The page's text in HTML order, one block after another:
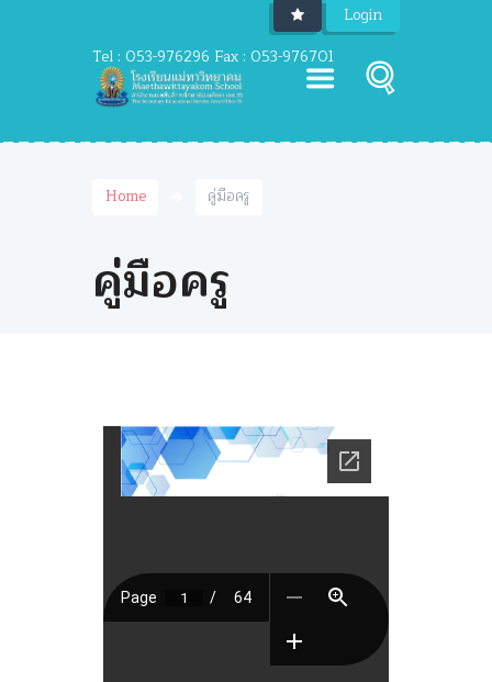
Login
Tel : 053-976296 Fax : 053-976701
Home คู่มือครู
คู่มือครู